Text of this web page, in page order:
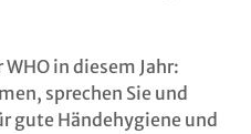
in diesem Jahr:
sprechen Sie und
gute Händehygiene und